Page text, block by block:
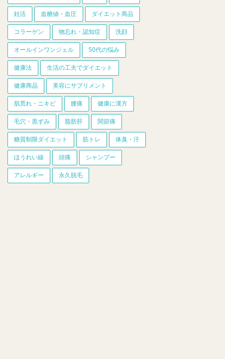
妊活 血糖値・血圧 ダイエット商品
コラーゲン 物忘れ・認知症 洗顔
オールインワンジェル 50代の悩み
健康法 生活の工夫でダイエット
健康商品 美容にサプリメント
肌荒れ・ニキビ 腰痛 健康に漢方
毛穴・黒ずみ 脂肪肝 関節痛
糖質制限ダイエット 筋トレ 体臭・汗
ほうれい線 頭痛 シャンプー
アレルギー 永久脱毛